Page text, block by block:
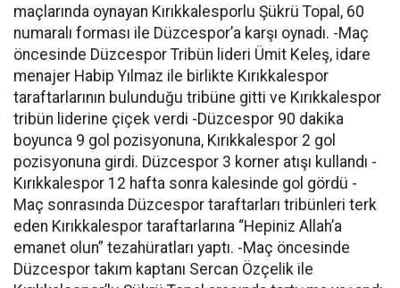
maçlarında oynayan Kırıkkalesporlu Şükrü Topal, 60
numaralı forması ile Düzcespor’a karşı oynadı. -Maç
öncesinde Düzcespor Tribün lideri Ümit Keleş, idare
menajer Habip Yılmaz ile birlikte Kırıkkalespor
taraftarlarının bulunduğu tribüne gitti ve Kırıkkalespor
tribün liderine çiçek verdi -Düzcespor 90 dakika
boyunca 9 gol pozisyonuna, Kırıkkalespor 2 gol
pozisyonuna girdi. Düzcespor 3 korner atışı kullandı -
Kırıkkalespor 12 hafta sonra kalesinde gol gördü -
Maç sonrasında Düzcespor taraftarları tribünleri terk
eden Kırıkkalespor taraftarlarına “Hepiniz Allah’a
emanet olun” tezahüratları yaptı. -Maç öncesinde
Düzcespor takım kaptanı Sercan Özçelik ile